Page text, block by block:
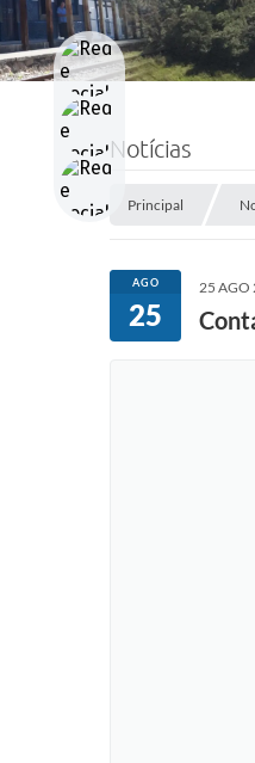
Notícias
Principal
AGO
25
25 AGO